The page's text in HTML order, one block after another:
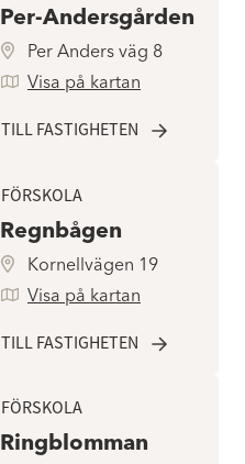
Per-Andersgården
Per Anders väg 8
Visa på kartan
TILL FASTIGHETEN
FÖRSKOLA
Regnbågen
Kornellvägen 19
Visa på kartan
TILL FASTIGHETEN
FÖRSKOLA
Ringblomman